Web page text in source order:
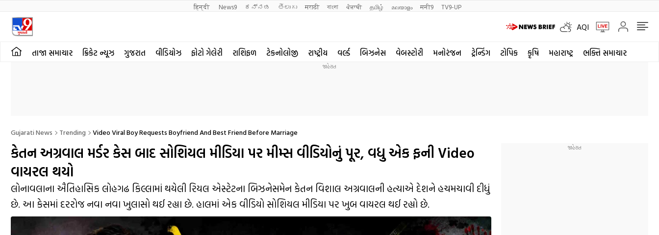
हिन्दी News9 ಕನ್ನಡ తెలుగు मराठी বাংলা ਪੰਜਾਬੀ தமிழ் മലയാളം मनी9 TV9-UP
AQI
તાજા સમાચાર ક્રિકેટ ન્યૂઝ ગુજરાત વીડિયોઝ ફોટો ગેલેરી રાશિફળ ટેકનોલોજી રાષ્ટ્રીય વર્લ્ડ બિઝનેસ વેબસ્ટોરી મનોરંજન ટ્રેન્ડિંગ ટોપિક કૃષિ મહારાષ્ટ્ર ભક્તિ સમાચાર
Gujarati News Trending Video Viral Boy Requests Boyfriend And Best Friend Before Marriage
કેતન અગ્રવાલ મર્ડર કેસ બાદ સોશિયલ મીડિયા પર મીમ્સ વીડિયોનું પૂર, વધુ એક ફની Video
વાયરલ થયો
લોનાવલાના ઐતિહાસિક લોહગઢ કિલ્લામાં થયેલી રિયલ એસ્ટેટના બિઝનેસમેન કેતન વિશાલ અગ્રવાલની હત્યાએ દેશને હચમચાવી દીધું
છે. આ કેસમાં દરરોજ નવા નવા ખુલાસો થઈ રહ્યા છે. હાલમાં એક વીડિયો સોશિયલ મીડિયા પર ખુબ વાયરલ થઈ રહ્યો છે.